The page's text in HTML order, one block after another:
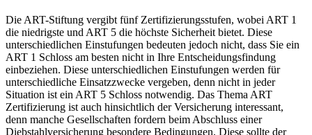
Die ART-Stiftung vergibt fünf Zertifizierungsstufen, wobei ART 1
die niedrigste und ART 5 die höchste Sicherheit bietet. Diese
unterschiedlichen Einstufungen bedeuten jedoch nicht, dass Sie ein
ART 1 Schloss am besten nicht in Ihre Entscheidungsfindung
einbeziehen. Diese unterschiedlichen Einstufungen werden für
unterschiedliche Einsatzzwecke vergeben, denn nicht in jeder
Situation ist ein ART 5 Schloss notwendig. Das Thema ART
Zertifizierung ist auch hinsichtlich der Versicherung interessant,
denn manche Gesellschaften fordern beim Abschluss einer
Diebstahlversicherung besondere Bedingungen. Diese sollte der